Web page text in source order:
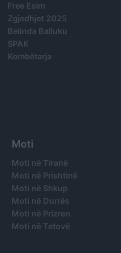
Free Esim
Zgjedhjet 2025
Belinda Balluku
SPAK
Kombëtarja
Moti
Moti në Tiranë
Moti në Prishtinë
Moti në Shkup
Moti në Durrës
Moti në Prizren
Moti në Tetovë